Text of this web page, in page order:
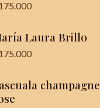
Laura Brillo
champagne